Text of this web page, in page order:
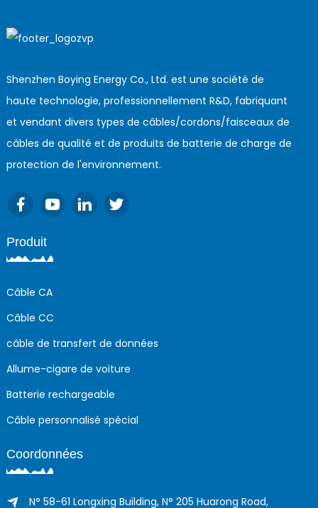
Shenzhen Boying Energy Co., Ltd. est une société de
haute technologie, professionnellement R&D, fabriquant
et vendant divers types de câbles/cordons/faisceaux de
câbles de qualité et de produits de batterie de charge de
protection de l'environnement.
Produit
Câble CA
Câble CC
câble de transfert de données
Allume-cigare de voiture
Batterie rechargeable
Câble personnalisé spécial
Coordonnées
N° 58-61 Longxing Building, N° 205 Huarong Road,